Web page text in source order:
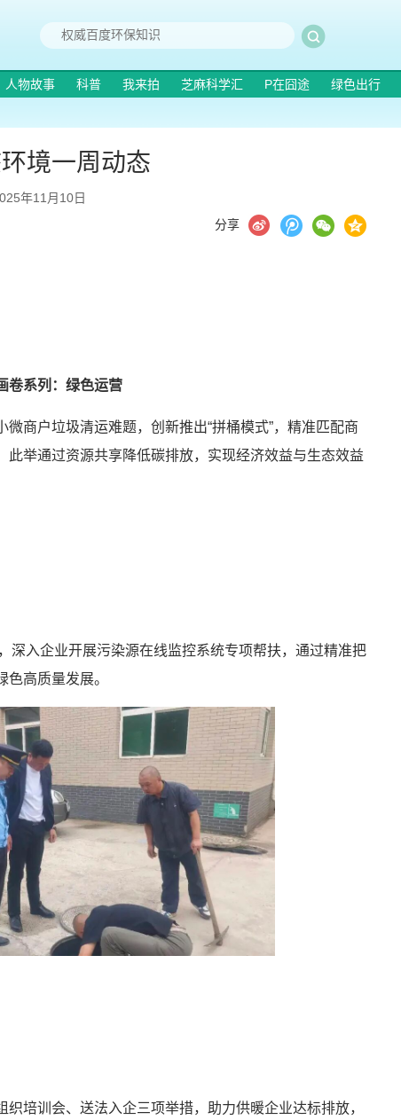
人物故事 科普 我来拍 芝麻科学汇 P在囧途 绿色出行
境一周动态
年11月10日
分享
卷系列：绿色运营
商户垃圾清运难题，创新推出“拼桶模式”，精准匹配商
举通过资源共享降低碳排放，实现经济效益与生态效益
深入企业开展污染源在线监控系统专项帮扶，通过精准把
高质量发展。
培训会、送法入企三项举措，助力供暖企业达标排放，